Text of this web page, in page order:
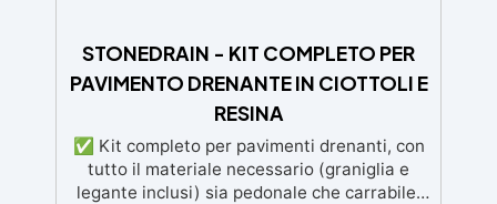
STONEDRAIN - KIT COMPLETO PER
PAVIMENTO DRENANTE IN CIOTTOLI E
RESINA
✅ Kit completo per pavimenti drenanti, con
tutto il materiale necessario (graniglia e
legante inclusi) sia pedonale che carrabile.